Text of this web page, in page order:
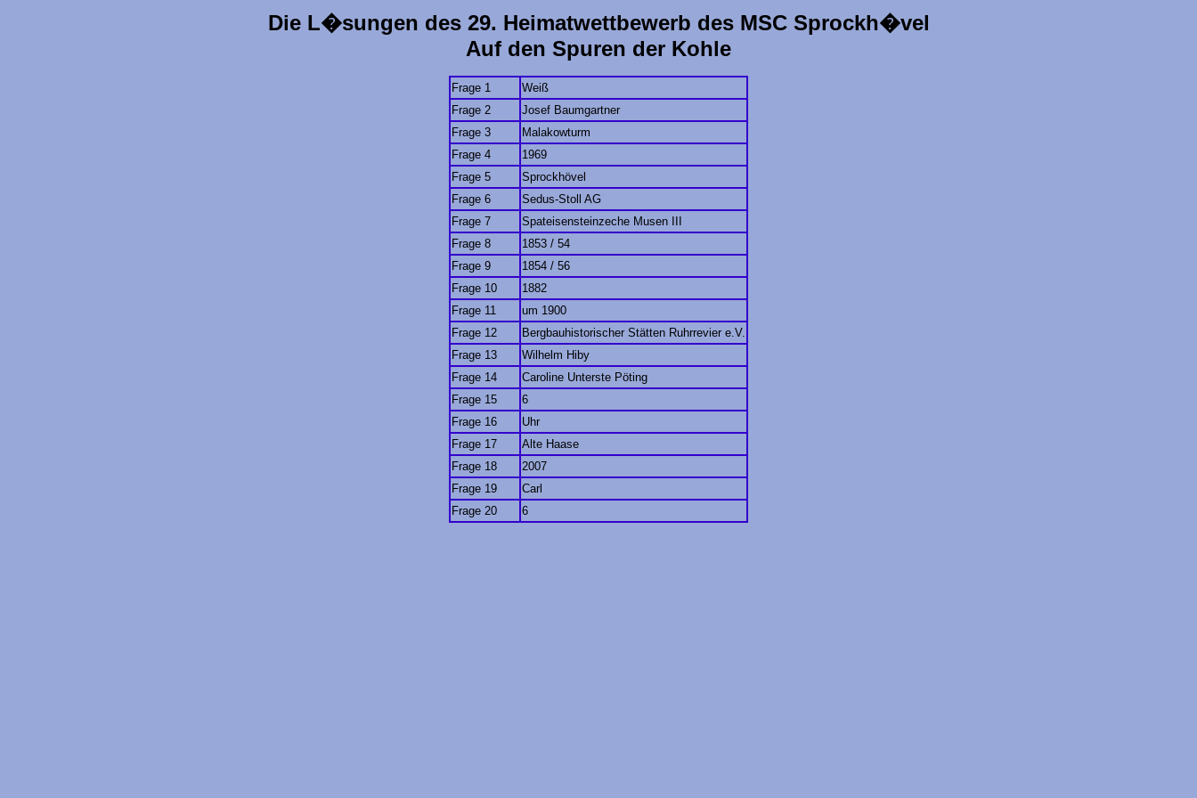
Die L�sungen des 29. Heimatwettbewerb des MSC Sprockh�vel
Auf den Spuren der Kohle
Frage 1
Weiß
Frage 2
Josef Baumgartner
Frage 3
Malakowturm
Frage 4
1969
Frage 5
Sprockhövel
Frage 6
Sedus-Stoll AG
Frage 7
Spateisensteinzeche Musen III
Frage 8
1853 / 54
Frage 9
1854 / 56
Frage 10
1882
Frage 11
um 1900
Frage 12
Bergbauhistorischer Stätten Ruhrrevier e.V.
Frage 13
Wilhelm Hiby
Frage 14
Caroline Unterste Pöting
Frage 15
6
Frage 16
Uhr
Frage 17
Alte Haase
Frage 18
2007
Frage 19
Carl
Frage 20
6